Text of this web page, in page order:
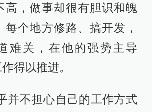
高，做事却很有胆识和魄
每个地方修路、搞开发，
难关，在他的强势主导
得以推进。
不担心自己的工作方式